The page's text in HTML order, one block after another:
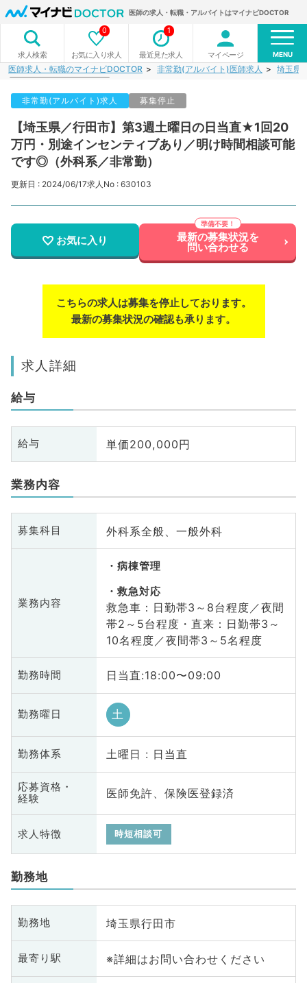
医師の求人・転職・アルバイトはマイナビDOCTOR
求人検索 お気に入り求人
0
最近見た求人
1
マイページ MENU
医師求人・転職のマイナビDOCTOR 非常勤(アルバイト)医師求人 埼玉県
非常勤(アルバイト)求人 募集停止
【埼玉県／行田市】第3週土曜日の日当直★1回20
万円・別途インセンティブあり／明け時間相談可能
です◎（外科系／非常勤）
更新日 : 2024/06/17求人No : 630103
お気に入り 最新の募集状況を
問い合わせる
こちらの求人は募集を停止しております。
最新の募集状況の確認も承ります。
求人詳細
給与
給与 単価200,000円
業務内容
募集科目 外科系全般、一般外科
業務内容
病棟管理
救急対応
救急車：日勤帯3～8台程度／夜間
帯2～5台程度・直来：日勤帯3～
10名程度／夜間帯3～5名程度
勤務時間 日当直:18:00〜09:00
勤務曜日 土
勤務体系 土曜日 : 日当直
応募資格・
経験
医師免許、保険医登録済
求人特徴 時短相談可
勤務地
勤務地 埼玉県行田市
最寄り駅 ※詳細はお問い合わせください